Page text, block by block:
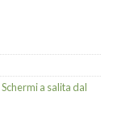
Schermi a salita dal